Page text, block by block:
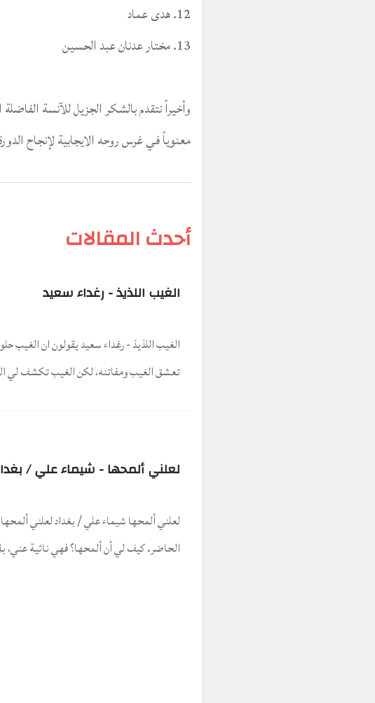
12. هدى عماد
13. مختار عدنان عبد الحسين
وأخيراً نتقدم بالشكر الجزيل للآنسة
معنوياً في غرس روحه الايجابية لإنجاح
أحدث المقالات
الغيب اللذيذ - رغداء سعيد
الغيب اللذيذ - رغداء سعيد يقولون ان الغيب
تعشق الغيب ومفاتنه، لكن الغيب تكشف لي
لعلني ألمحها - شيماء علي /
لعلني ألمحها شيماء علي / بغداد لعلني
الحاضر. كيف لي أن ألمحها؟ فهي نائية عني،